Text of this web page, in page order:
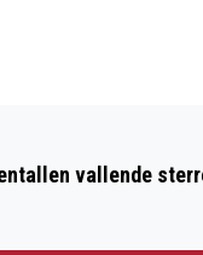
AWARD IN
vallende